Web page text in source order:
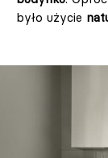
było użycie